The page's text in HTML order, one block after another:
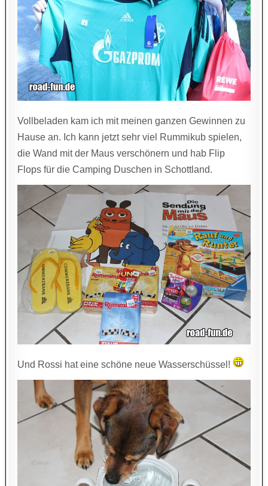
Vollbeladen kam ich mit meinen ganzen Gewinnen zu
Hause an. Ich kann jetzt sehr viel Rummikub spielen,
die Wand mit der Maus verschönern und hab Flip
Flops für die Camping Duschen in Schottland.
Und Rossi hat eine schöne neue Wasserschüssel!